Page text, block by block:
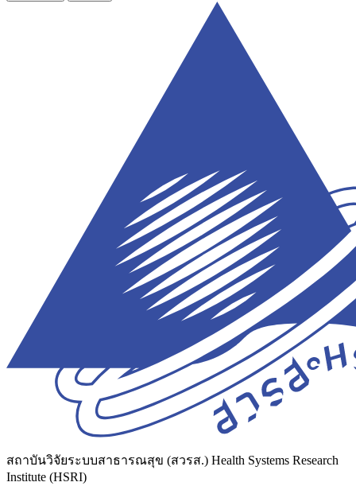
สถาบันวิจัยระบบสาธารณสุข (สวรส.) Health Systems Research
Institute (HSRI)